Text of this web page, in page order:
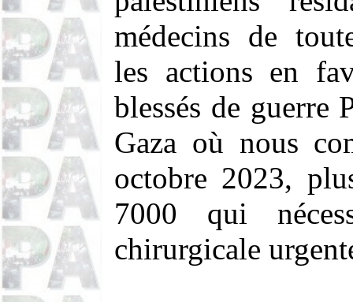
médecins de
les actions en
blessés de guerre
Gaza où nous
octobre 2023,
7000 qui
chirurgicale